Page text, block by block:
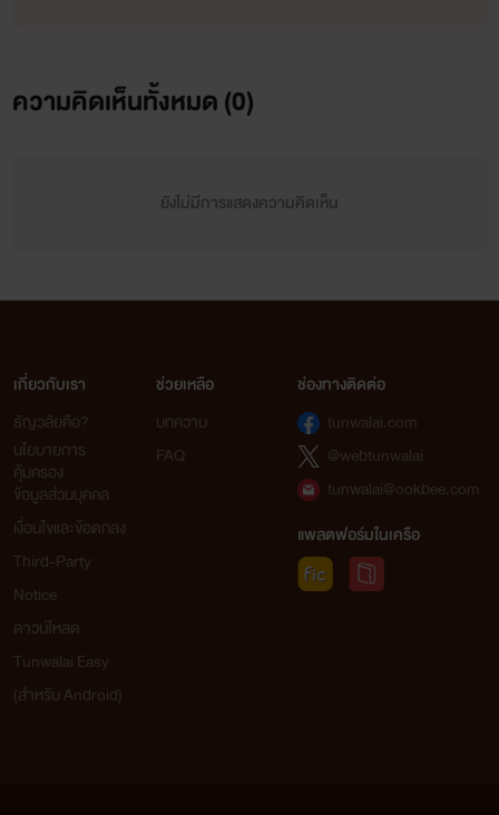
ความคิดเห็นทั้งหมด (0)
ยังไม่มีการแสดงความคิดเห็น
เกี่ยวกับเรา
ธัญวลัยคือ?
นโยบายการ
คุ้มครอง
ข้อมูลส่วนบุคคล
เงื่อนไขและข้อตกลง
Third-Party
Notice
ดาวน์โหลด
Tunwalai Easy
(สำหรับ Android)
ช่วยเหลือ
บทความ
FAQ
ช่องทางติดต่อ
tunwalai.com
@webtunwalai
tunwalai@ookbee.com
แพลตฟอร์มในเครือ